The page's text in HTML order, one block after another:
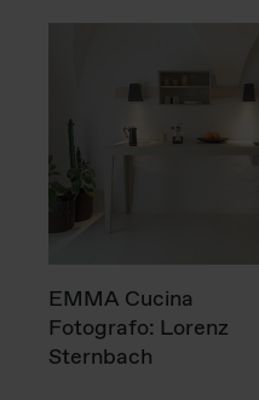
EMMA Cucina
Fotografo: Lorenz
Sternbach